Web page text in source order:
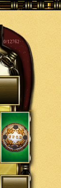
0/12762